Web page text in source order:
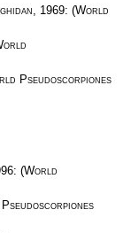
, 1969: (World
Pseudoscorpiones
(World